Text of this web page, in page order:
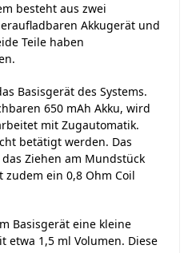
besteht aus zwei
Akkugerät und
Teile haben
Basisgerät des Systems.
650 mAh Akku, wird
mit Zugautomatik.
betätigt werden. Das
Ziehen am Mundstück
ein 0,8 Ohm Coil
Basisgerät eine kleine
etwa 1,5 ml Volumen. Diese